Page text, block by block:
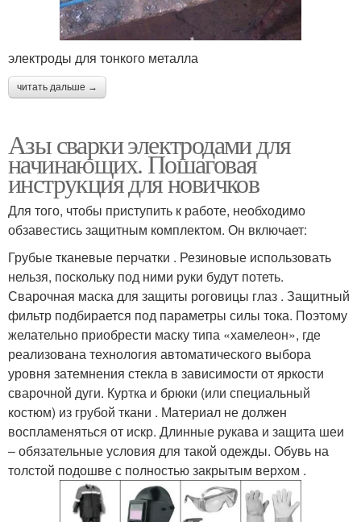
электроды для тонкого металла
читать дальше →
Азы сварки электродами для
начинающих. Пошаговая
инструкция для новичков
Для того, чтобы приступить к работе, необходимо
обзавестись защитным комплектом. Он включает:
Грубые тканевые перчатки . Резиновые использовать
нельзя, поскольку под ними руки будут потеть.
Сварочная маска для защиты роговицы глаз . Защитный
фильтр подбирается под параметры силы тока. Поэтому
желательно приобрести маску типа «хамелеон», где
реализована технология автоматического выбора
уровня затемнения стекла в зависимости от яркости
сварочной дуги. Куртка и брюки (или специальный
костюм) из грубой ткани . Материал не должен
воспламеняться от искр. Длинные рукава и защита шеи
– обязательные условия для такой одежды. Обувь на
толстой подошве с полностью закрытым верхом .